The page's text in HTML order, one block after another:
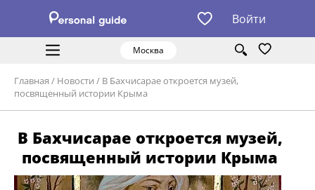
Войти
Москва
Главная / Новости / В Бахчисарае откроется музей,
посвященный истории Крыма
В Бахчисарае откроется музей,
посвященный истории Крыма